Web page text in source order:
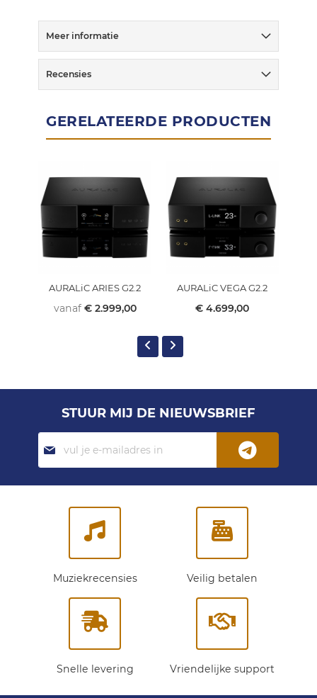
Meer informatie
Recensies
GERELATEERDE PRODUCTEN
AURALiC ARIES G2.2
vanaf € 2.999,00
AURALiC VEGA G2.2
€ 4.699,00
STUUR MIJ DE NIEUWSBRIEF
Abonneer
je
op
Muziekrecensies Veilig betalen
Snelle levering Vriendelijke support